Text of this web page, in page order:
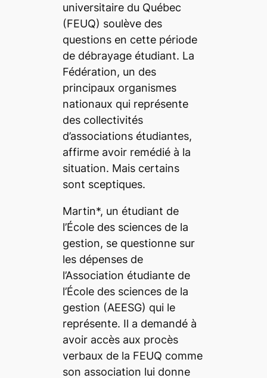
universitaire du Québec
(FEUQ) soulève des
questions en cette période
de débrayage étudiant. La
Fédération, un des
principaux organismes
nationaux qui représente
des collectivités
d’associations étudiantes,
affirme avoir remédié à la
situation. Mais certains
sont sceptiques.
Martin*, un étudiant de
l’École des sciences de la
gestion, se questionne sur
les dépenses de
l’Association étudiante de
l’École des sciences de la
gestion (AEESG) qui le
représente. Il a demandé à
avoir accès aux procès
verbaux de la FEUQ comme
son association lui donne